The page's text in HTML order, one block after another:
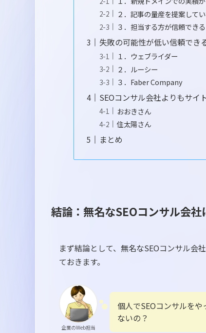
２．記事の量産を提案して
３．担当する方が信頼でき
失敗の可能性が低い信頼でき
１．ウェブライダー
２．ルーシー
３．Faber Company
SEOコンサル会社よりもサイ
おおきさん
住太陽さん
まとめ
結論：無名なSEOコンサル会
まず結論として、無名なSEOコンサル会
ておきます。
企業のWeb担当
個人でSEOコンサルを
ないの？